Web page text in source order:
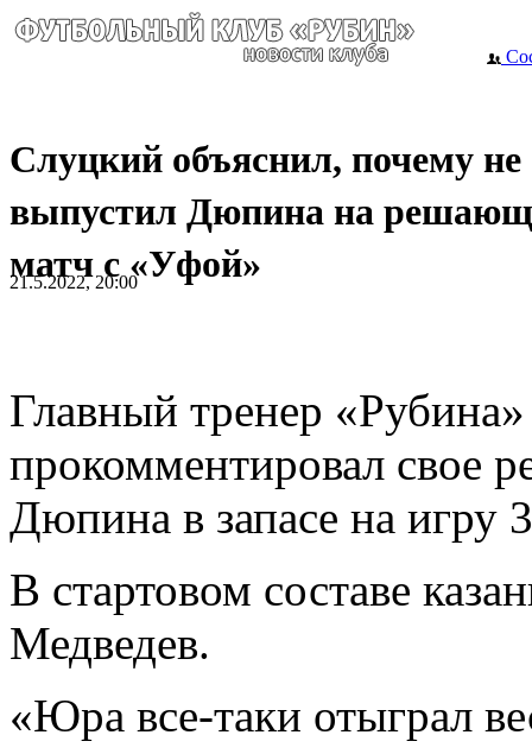
Слуцкий объяснил, почему не
выпустил Дюпина на
матч с «Уфой»
21.5.2022, 20:00
Главный тренер
прокомментировал свое
Дюпина в запасе на
В стартовом составе
Медведев.
«Юра все-таки отыграл